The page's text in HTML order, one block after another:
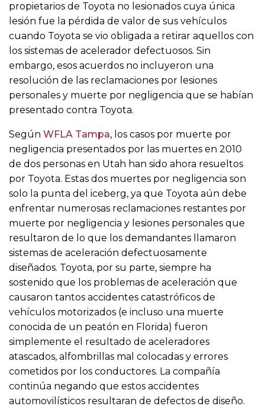
propietarios de Toyota no lesionados cuya única
lesión fue la pérdida de valor de sus vehículos
cuando Toyota se vio obligada a retirar aquellos con
los sistemas de acelerador defectuosos. Sin
embargo, esos acuerdos no incluyeron una
resolución de las reclamaciones por lesiones
personales y muerte por negligencia que se habían
presentado contra Toyota.
Según WFLA Tampa, los casos por muerte por
negligencia presentados por las muertes en 2010
de dos personas en Utah han sido ahora resueltos
por Toyota. Estas dos muertes por negligencia son
solo la punta del iceberg, ya que Toyota aún debe
enfrentar numerosas reclamaciones restantes por
muerte por negligencia y lesiones personales que
resultaron de lo que los demandantes llamaron
sistemas de aceleración defectuosamente
diseñados. Toyota, por su parte, siempre ha
sostenido que los problemas de aceleración que
causaron tantos accidentes catastróficos de
vehículos motorizados (e incluso una muerte
conocida de un peatón en Florida) fueron
simplemente el resultado de aceleradores
atascados, alfombrillas mal colocadas y errores
cometidos por los conductores. La compañía
continúa negando que estos accidentes
automovilísticos resultaran de defectos de diseño.